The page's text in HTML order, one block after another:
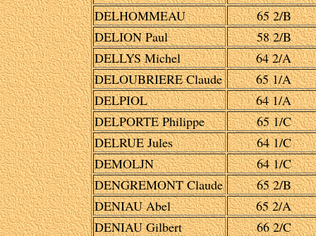
DELHOMMEAU
65 2/B
DELION Paul
58 2/B
DELLYS Michel
64 2/A
DELOUBRIERE Claude
65 1/A
DELPIOL
64 1/A
DELPORTE Philippe
65 1/C
DELRUE Jules
64 1/C
DEMOLJN
64 1/C
DENGREMONT Claude
65 2/B
DENIAU Abel
65 2/A
DENIAU Gilbert
66 2/C